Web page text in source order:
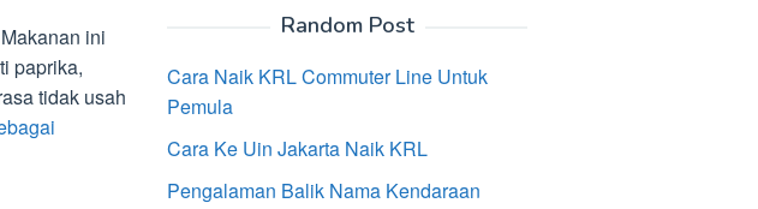
ini
paprika,
tidak usah
Random Post
Cara Naik KRL Commuter Line Untuk
Pemula
Cara Ke Uin Jakarta Naik KRL
Pengalaman Balik Nama Kendaraan